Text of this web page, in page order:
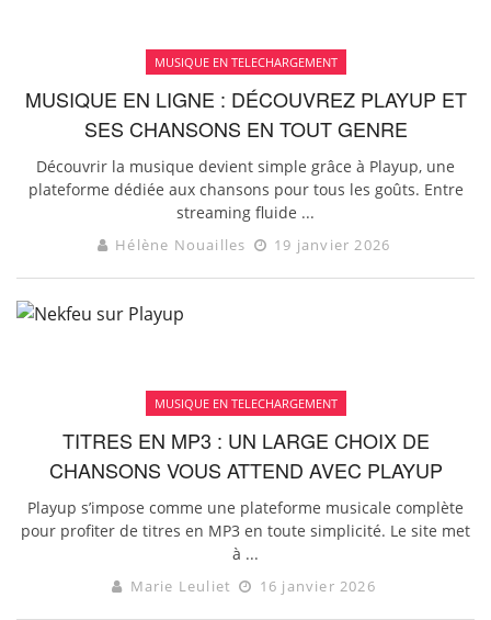
MUSIQUE EN TELECHARGEMENT
MUSIQUE EN LIGNE : DÉCOUVREZ PLAYUP ET
SES CHANSONS EN TOUT GENRE
Découvrir la musique devient simple grâce à Playup, une
plateforme dédiée aux chansons pour tous les goûts. Entre
streaming fluide ...
Hélène Nouailles 19 janvier 2026
MUSIQUE EN TELECHARGEMENT
TITRES EN MP3 : UN LARGE CHOIX DE
CHANSONS VOUS ATTEND AVEC PLAYUP
Playup s’impose comme une plateforme musicale complète
pour profiter de titres en MP3 en toute simplicité. Le site met
à ...
Marie Leuliet 16 janvier 2026